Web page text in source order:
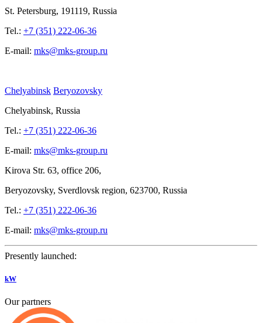
St. Petersburg, 191119, Russia
Tel.: +7 (351) 222-06-36
E-mail: mks@mks-group.ru
Chelyabinsk Beryozovsky
Chelyabinsk, Russia
Tel.: +7 (351) 222-06-36
E-mail: mks@mks-group.ru
Kirova Str. 63, office 206,
Beryozovsky, Sverdlovsk region, 623700, Russia
Tel.: +7 (351) 222-06-36
E-mail: mks@mks-group.ru
Presently launched:
kW
Our partners